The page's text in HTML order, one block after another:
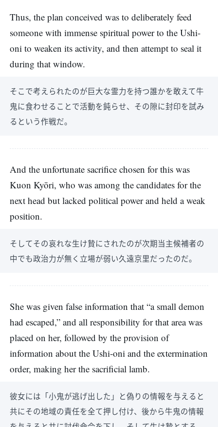
Thus, the plan conceived was to deliberately feed
someone with immense spiritual power to the Ushi-
oni to weaken its activity, and then attempt to seal it
during that window.
そこで考えられたのが巨大な霊力を持つ誰かを敢えて牛
鬼に食わせることで活動を鈍らせ、その隙に封印を試み
るという作戦だ。
And the unfortunate sacrifice chosen for this was
Kuon Kyōri, who was among the candidates for the
next head but lacked political power and held a weak
position.
そしてその哀れな生け贄にされたのが次期当主候補者の
中でも政治力が無く立場が弱い久遠京里だったのだ。
She was given false information that “a small demon
had escaped,” and all responsibility for that area was
placed on her, followed by the provision of
information about the Ushi-oni and the extermination
order, making her the sacrificial lamb.
彼女には「小鬼が逃げ出した」と偽りの情報を与えると
共にその地域の責任を全て押し付け、後から牛鬼の情報